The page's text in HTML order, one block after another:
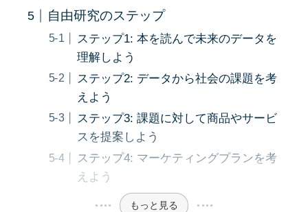
自由研究のステップ
ステップ1: 本を読んで未来のデータを
理解しよう
ステップ2: データから社会の課題を考
えよう
ステップ3: 課題に対して商品やサービ
スを提案しよう
ステップ4: マーケティングプランを考
えよう
もっと見る